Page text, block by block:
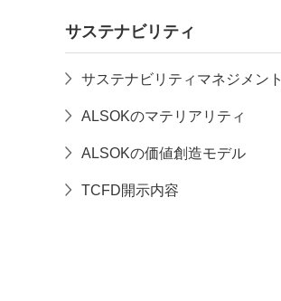
サステナビリティ
サステナビリティマネジメント
ALSOKのマテリアリティ
ALSOKの価値創造モデル
TCFD開示内容